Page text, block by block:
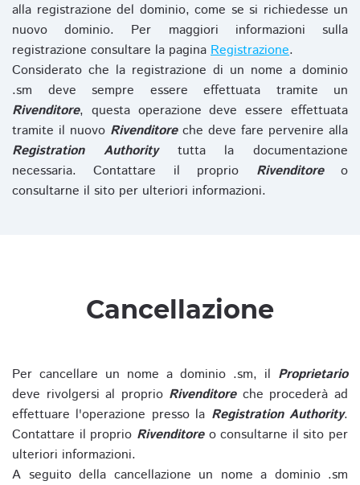
alla registrazione del dominio, come se si richiedesse un
nuovo dominio. Per maggiori informazioni sulla
registrazione consultare la pagina Registrazione.
Considerato che la registrazione di un nome a dominio
.sm deve sempre essere effettuata tramite un
Rivenditore, questa operazione deve essere effettuata
tramite il nuovo Rivenditoreche deve fare pervenire alla
Registration Authoritytutta la documentazione
necessaria. Contattare il proprio Rivenditoreo
consultarne il sito per ulteriori informazioni.
Cancellazione
Per cancellare un nome a dominio .sm, il Proprietario
deve rivolgersi al proprio Rivenditoreche procederà ad
effettuare l'operazione presso la Registration Authority.
Contattare il proprio Rivenditoreo consultarne il sito per
ulteriori informazioni.
A seguito della cancellazione un nome a dominio .sm